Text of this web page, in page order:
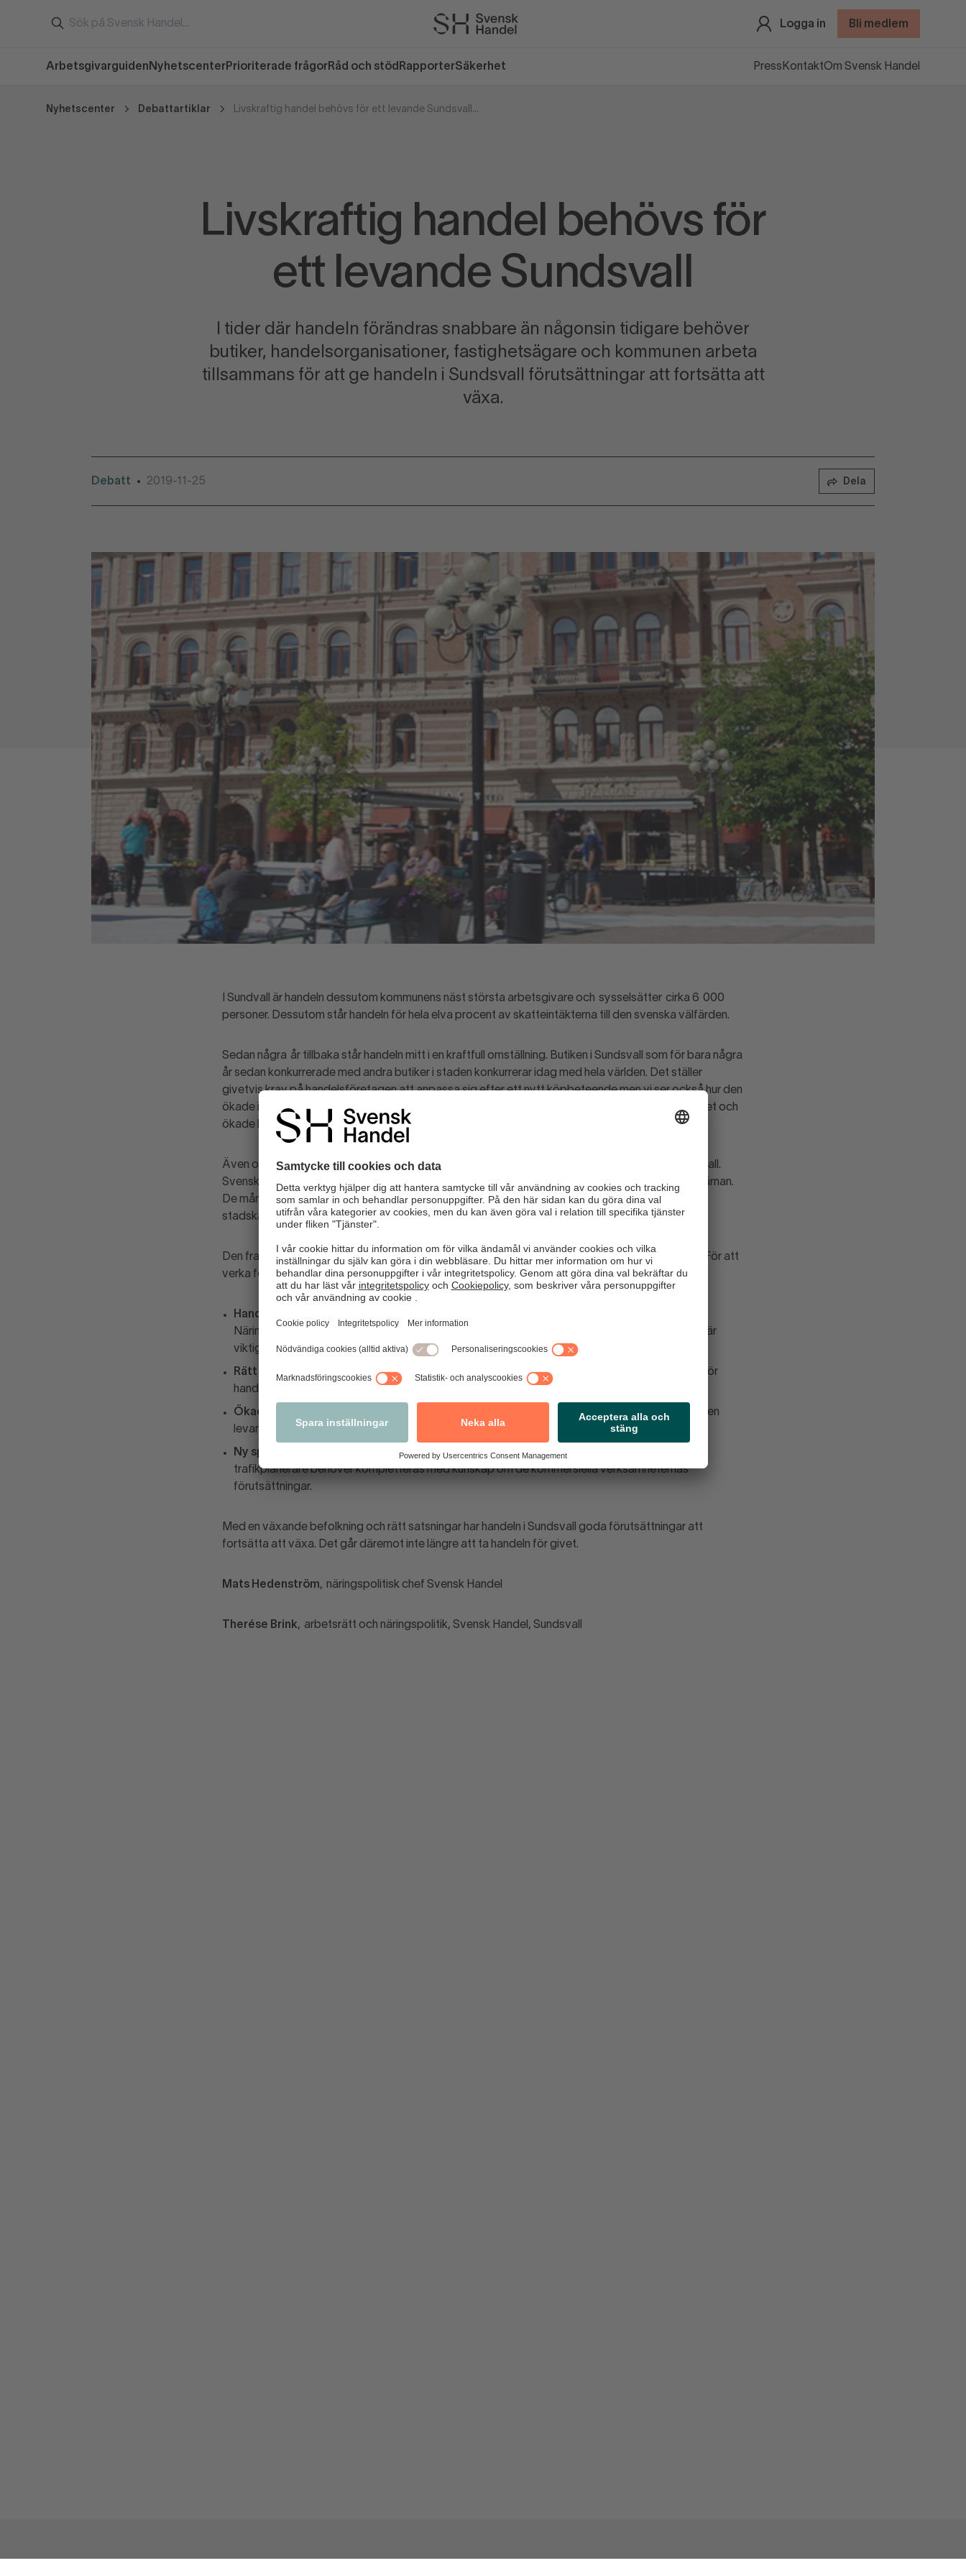
Logga in Bli medlem
Arbetsgivarguiden Nyhetscenter Prioriterade frågor Råd och stöd RapporterSäkerhet Press KontaktOm Svensk Handel
Nyhetscenter Debattartiklar Livskraftig handel behövs för ett levande Sundsvall
Livskraftig handel behövs för
ett levande Sundsvall
I tider där handeln förändras snabbare än någonsin tidigare behöver
butiker, handelsorganisationer, fastighetsägare och kommunen arbeta
tillsammans för att ge handeln i Sundsvall förutsättningar att fortsätta att
växa.
Debatt • 2019-11-25 Dela
I Sundvall är handeln dessutom kommunens näst största arbetsgivare och sysselsätter cirka 6 000
personer. Dessutom står handeln för hela elva procent av skatteintäkterna till den svenska välfärden.
Sedan några år tillbaka står handeln mitt i en kraftfull omställning. Butiken i Sundsvall som för bara några
år sedan konkurrerade med andra butiker i staden konkurrerar idag med hela världen. Det ställer
givetvis krav på handelsföretagen att anpassa sig efter ett nytt köpbeteende men vi ser också hur den
ökade internationella konkurrensen har medfört att många butiker kämpar med vikande lönsamhet och
ökade kostnader för löner och hyror.
Även om handeln förändras kommer den även fortsättningsvis att spela en nyckelroll för Sundsvall.
Svensk Handels undersökning visar att butiker är den viktigaste anledningen att besöka stadskärnan.
De många byggkranarna runt om i staden, ett Birsta som växer och satsningen på att bli Årets
stadskärna år 2021 visar också att framtidstron i Sundsvall är stark.
Den framtida handeln skapar nya möjligheter som kommun och fastighetsägare behöver möta. För att
verka för en fortsatt konkurrenskraftig handel i Sundsvall anser vi att följande blir viktigt:
Handelns roll i besöksnäringen
Näringslivspolitiska programmet. Att även tänka handel när staden satsar på besöksnäringen är
viktigt. Nästan en tredjedel av turismens totala omsättning går till just handeln.
Rätt etableringar . En aktuell handelsstrategi kopplad till översiktsplanen ger tydliga riktlinjer för
handelns företag och bidrar till rätt etableringar.
Ökad tillgänglighet
. God tillgänglighet för både konsumenter och godstransporter krävs för en
levande handel.
Ny specialistkunskap
. Tjänster som stadsbyggnadsinspektör, stadsarkitekt, samhälls- och
trafikplanerare behöver kompletteras med kunskap om de kommersiella verksamheternas
förutsättningar.
Med en växande befolkning och rätt satsningar har handeln i Sundsvall goda förutsättningar att
fortsätta att växa. Det går däremot inte längre att ta handeln för givet.
Mats Hedenström, näringspolitisk chef Svensk Handel
Therése Brink, arbetsrätt och näringspolitik, Svensk Handel, Sundsvall